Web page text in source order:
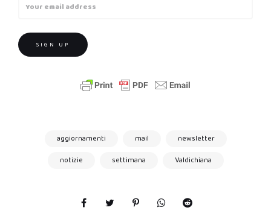
aggiornamenti mail
newsletter
notizie
settimana Valdichiana